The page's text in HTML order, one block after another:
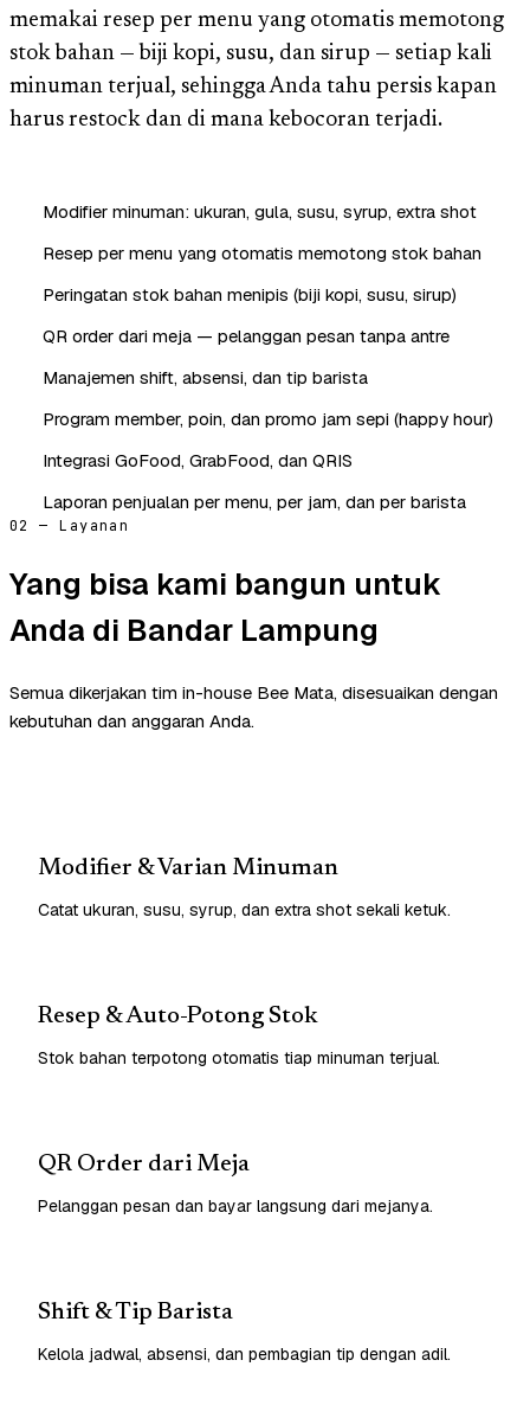
memakai resep per menu yang otomatis memotong
stok bahan — biji kopi, susu, dan sirup — setiap kali
minuman terjual, sehingga Anda tahu persis kapan
harus restock dan di mana kebocoran terjadi.
Modifier minuman: ukuran, gula, susu, syrup, extra shot
Resep per menu yang otomatis memotong stok bahan
Peringatan stok bahan menipis (biji kopi, susu, sirup)
QR order dari meja — pelanggan pesan tanpa antre
Manajemen shift, absensi, dan tip barista
Program member, poin, dan promo jam sepi (happy hour)
Integrasi GoFood, GrabFood, dan QRIS
Laporan penjualan per menu, per jam, dan per barista
02 — Layanan
Yang bisa kami bangun untuk
Anda di Bandar Lampung
Semua dikerjakan tim in-house Bee Mata, disesuaikan dengan
kebutuhan dan anggaran Anda.
Modifier & Varian Minuman
Catat ukuran, susu, syrup, dan extra shot sekali ketuk.
Resep & Auto-Potong Stok
Stok bahan terpotong otomatis tiap minuman terjual.
QR Order dari Meja
Pelanggan pesan dan bayar langsung dari mejanya.
Shift & Tip Barista
Kelola jadwal, absensi, dan pembagian tip dengan adil.